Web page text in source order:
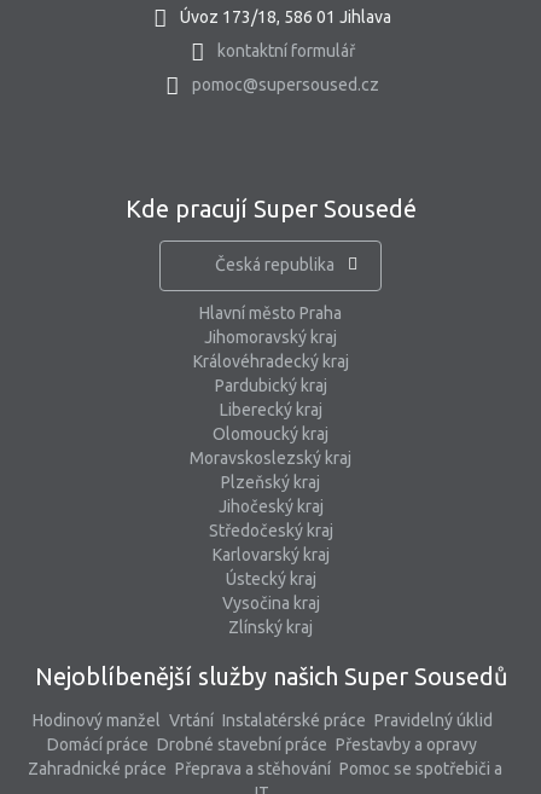
Úvoz 173/18, 586 01 Jihlava
kontaktní formulář
pomoc@supersoused.cz
Kde pracují Super Sousedé
Česká republika
Hlavní město Praha
Jihomoravský kraj
Královéhradecký kraj
Pardubický kraj
Liberecký kraj
Olomoucký kraj
Moravskoslezský kraj
Plzeňský kraj
Jihočeský kraj
Středočeský kraj
Karlovarský kraj
Ústecký kraj
Vysočina kraj
Zlínský kraj
Nejoblíbenější služby našich Super Sousedů
Hodinový manžel Vrtání Instalatérské práce Pravidelný úklid
Domácí práce Drobné stavební práce Přestavby a opravy
Zahradnické práce Přeprava a stěhování Pomoc se spotřebiči a